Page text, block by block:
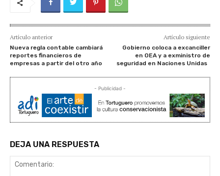
Artículo anterior
Nueva regla contable cambiará
reportes financieros de
empresas a partir del otro año
Artículo siguiente
Gobierno coloca a excanciller
en OEA y a exministro de
seguridad en Naciones Unidas
- Publicidad -
DEJA UNA RESPUESTA